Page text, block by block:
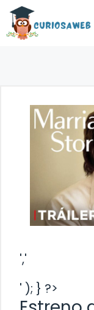
Saltar
contenido
','
' ); } ?>